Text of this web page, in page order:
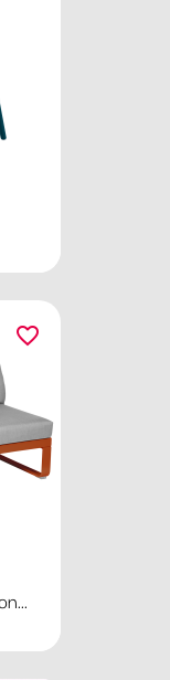
favorite_border